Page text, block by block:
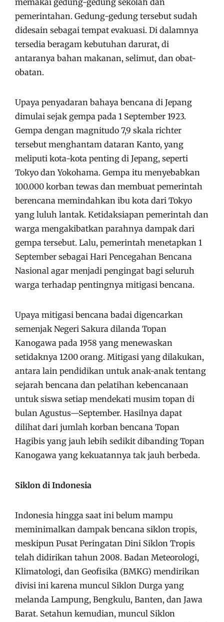
memakai gedung-gedung sekolah dan
pemerintahan. Gedung-gedung tersebut sudah
didesain sebagai tempat evakuasi. Di dalamnya
tersedia beragam kebutuhan darurat, di
antaranya bahan makanan, selimut, dan obat-
obatan.
Upaya penyadaran bahaya bencana di Jepang
dimulai sejak gempa pada 1 September 1923.
Gempa dengan magnitudo 7,9 skala richter
tersebut menghantam dataran Kanto, yang
meliputi kota-kota penting di Jepang, seperti
Tokyo dan Yokohama. Gempa itu menyebabkan
100.000 korban tewas dan membuat pemerintah
berencana memindahkan ibu kota dari Tokyo
yang luluh lantak. Ketidaksiapan pemerintah dan
warga mengakibatkan parahnya dampak dari
gempa tersebut. Lalu, pemerintah menetapkan 1
September sebagai Hari Pencegahan Bencana
Nasional agar menjadi pengingat bagi seluruh
warga terhadap pentingnya mitigasi bencana.
Upaya mitigasi bencana badai digencarkan
semenjak Negeri Sakura dilanda Topan
Kanogawa pada 1958 yang menewaskan
setidaknya 1200 orang. Mitigasi yang dilakukan,
antara lain pendidikan untuk anak-anak tentang
sejarah bencana dan pelatihan kebencanaan
untuk siswa setiap mendekati musim topan di
bulan Agustus—September. Hasilnya dapat
dilihat dari jumlah korban bencana Topan
Hagibis yang jauh lebih sedikit dibanding Topan
Kanogawa yang kekuatannya tak jauh berbeda.
Siklon di Indonesia
Indonesia hingga saat ini belum mampu
meminimalkan dampak bencana siklon tropis,
meskipun Pusat Peringatan Dini Siklon Tropis
telah didirikan tahun 2008. Badan Meteorologi,
Klimatologi, dan Geofisika (BMKG) mendirikan
divisi ini karena muncul Siklon Durga yang
melanda Lampung, Bengkulu, Banten, dan Jawa
Barat. Setahun kemudian, muncul Siklon